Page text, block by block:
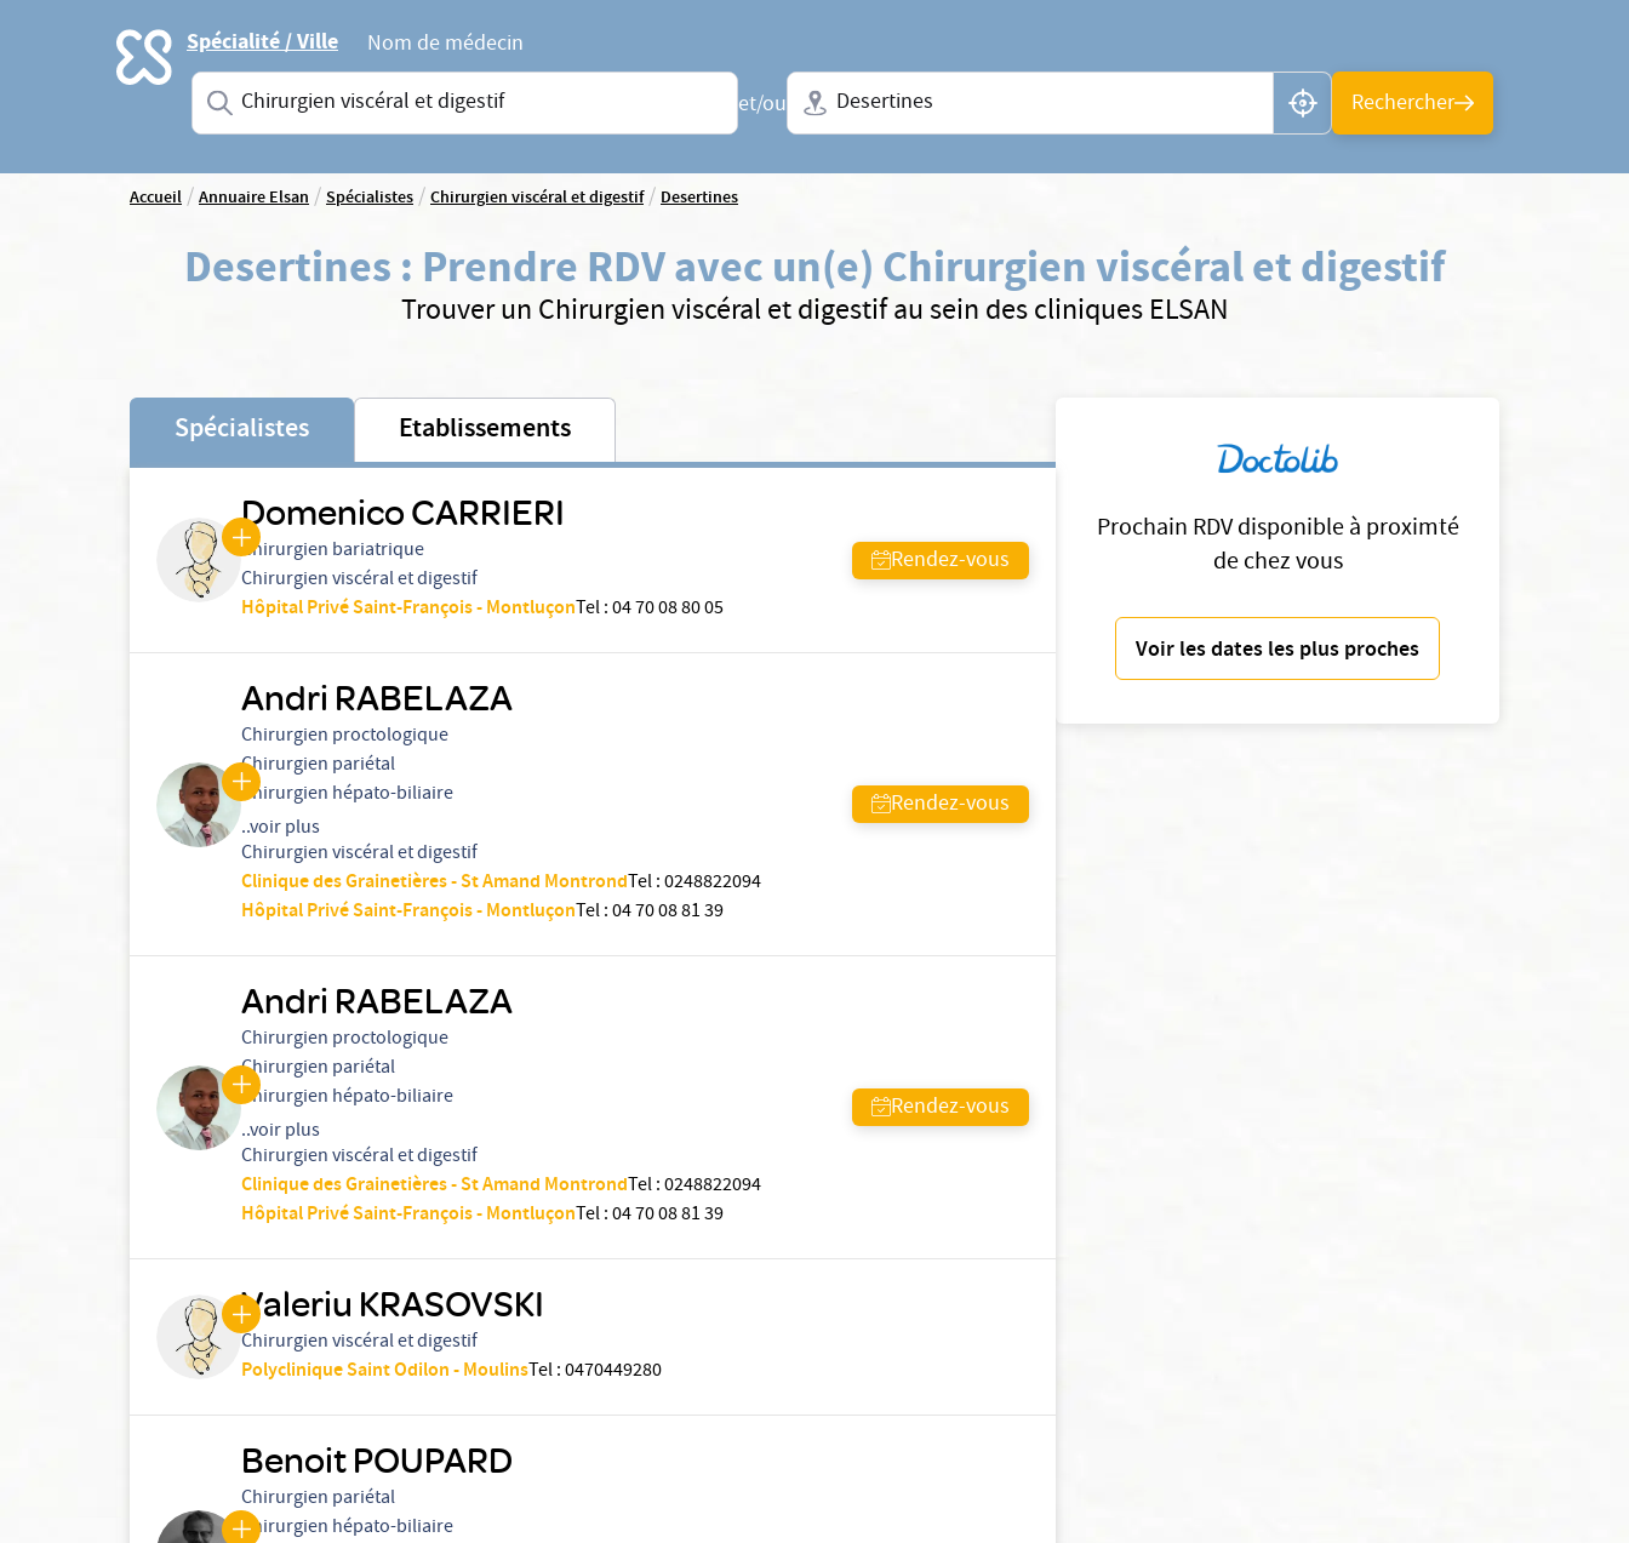
Accueil Spécialité / Ville
Nom de médecin
Saisissez une spécialité ou un service
et/ou
Ville + N° de département, région ou CP
Rechercher
Accueil/Annuaire Elsan/Spécialistes/Chirurgien viscéral et digestif/Desertines
Desertines : Prendre RDV avec un(e) Chirurgien viscéral et digestif
Trouver un Chirurgien viscéral et digestif au sein des cliniques ELSAN
Prochain RDV disponible à proximté
de chez vous
Voir les dates les plus proches
Spécialistes Etablissements
Domenico CARRIERI
Chirurgien bariatrique
Chirurgien viscéral et digestif
Hôpital Privé Saint-François - MontluçonTel:04 70 08 80 05
Rendez-vous
Andri RABELAZA
Chirurgien proctologique
Chirurgien pariétal
Chirurgien hépato-biliaire
..voir plus
Chirurgien viscéral et digestif
Clinique des Grainetières - St Amand MontrondTel:0248822094
Hôpital Privé Saint-François - MontluçonTel:04 70 08 81 39
Rendez-vous
Andri RABELAZA
Chirurgien proctologique
Chirurgien pariétal
Chirurgien hépato-biliaire
..voir plus
Chirurgien viscéral et digestif
Clinique des Grainetières - St Amand MontrondTel:0248822094
Hôpital Privé Saint-François - MontluçonTel:04 70 08 81 39
Rendez-vous
Valeriu KRASOVSKI
Chirurgien viscéral et digestif
Polyclinique Saint Odilon - MoulinsTel:0470449280
Benoit POUPARD
Chirurgien pariétal
Chirurgien hépato-biliaire